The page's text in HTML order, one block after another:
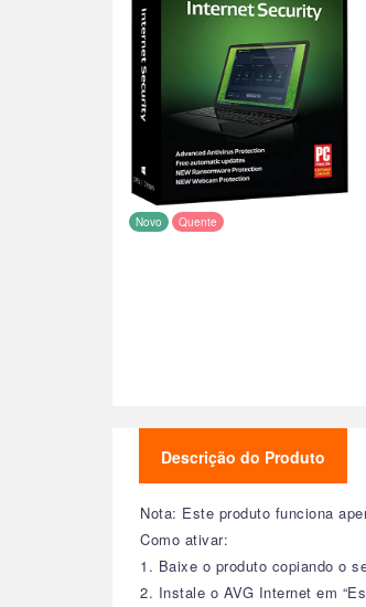
Novo Quente
Descrição do Produto
Nota: Este produto funciona
Como ativar:
1. Baixe o produto copiando o
2. Instale o AVG Internet em